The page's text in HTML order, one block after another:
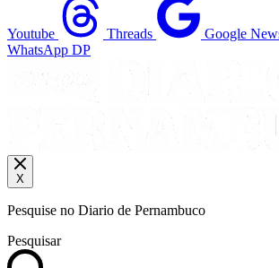
Youtube Threads
Google
WhatsApp DP
X
Pesquise no Diario de Pernambuco
Pesquisar